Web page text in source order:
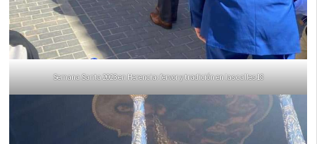
Semana Santa 2023 en Herencia: fervor y tradición en las calles 18